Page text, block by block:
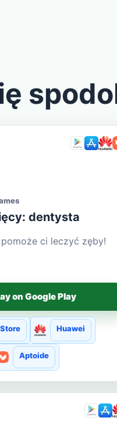
dentysta
ci leczyć zęby!
on Google Play
Huawei
Aptoide